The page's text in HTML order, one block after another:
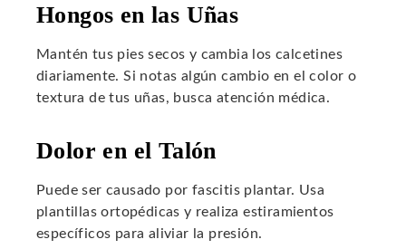
Hongos en las Uñas
Mantén tus pies secos y cambia los calcetines
diariamente. Si notas algún cambio en el color o
textura de tus uñas, busca atención médica.
Dolor en el Talón
Puede ser causado por fascitis plantar. Usa
plantillas ortopédicas y realiza estiramientos
específicos para aliviar la presión.